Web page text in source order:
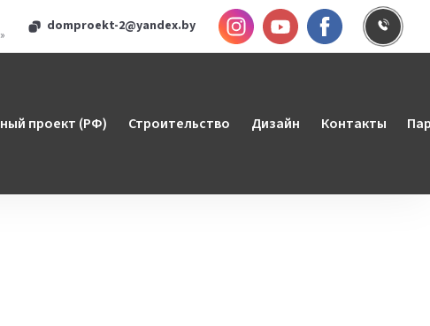
domproekt-2@yandex.by Инстаграм
YouTube
проект (РФ) Строительство Дизайн Контакты